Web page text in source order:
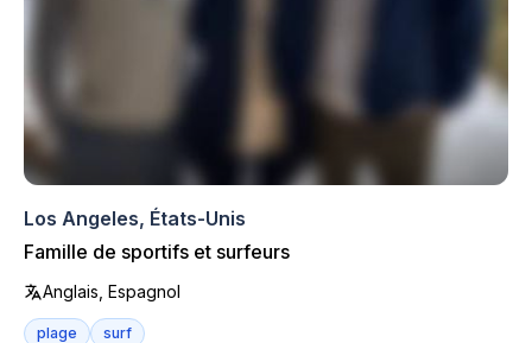
Los Angeles, États-Unis
Famille de sportifs et surfeurs
Anglais, Espagnol
plage surf